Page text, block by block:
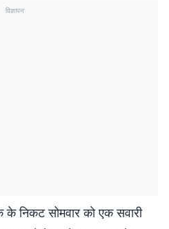
विज्ञापन
निकट सोमवार को एक सवारी